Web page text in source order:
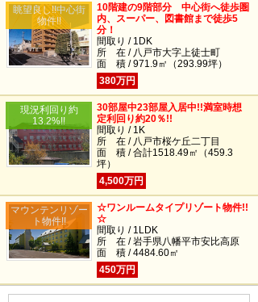
眺望良し!!中心街
物件!!
10階建の9階部分 中心街へ徒歩圏
内、スーパー、図書館まで徒歩5
分！
間取り / 1DK
所 在 / 八戸市大字上徒士町
面 積 / 971.9㎡（293.99坪）
380万円
現況利回り約
13.2%!!
30部屋中23部屋入居中!!満室時想
定利回り約20％!!
間取り / 1K
所 在 / 八戸市桜ケ丘二丁目
面 積 / 合計1518.49㎡（459.3
坪）
4,500万円
マウンテンリゾー
ト物件!!
☆ワンルームタイプリゾート物件!!
☆
間取り / 1LDK
所 在 / 岩手県八幡平市安比高原
面 積 / 4484.60㎡
450万円